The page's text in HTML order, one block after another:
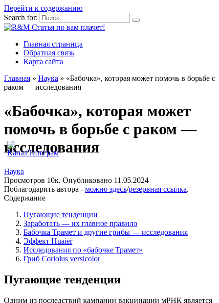
Перейти к содержанию
Search for:
Главная страница
Обратная связь
Карта сайта
Главная » Наука » «Бабочка», которая может помочь в борьбе с
раком — исследования
«Бабочка», которая может
помочь в борьбе с раком —
исследования
Наука
Просмотров 10к. Опубликовано 11.05.2024
Поблагодарить автора - можно здесь/резервная ссылка.
Содержание
Пугающие тенденции
Заработать — их главное правило
Бабочка Трамет и другие грибы — исследования
Эффект Huaier
Исследования по «бабочке Трамет»
Гриб Coriolus versicolor
Пугающие тенденции
Одним из последствий кампании вакцинации мРНК является